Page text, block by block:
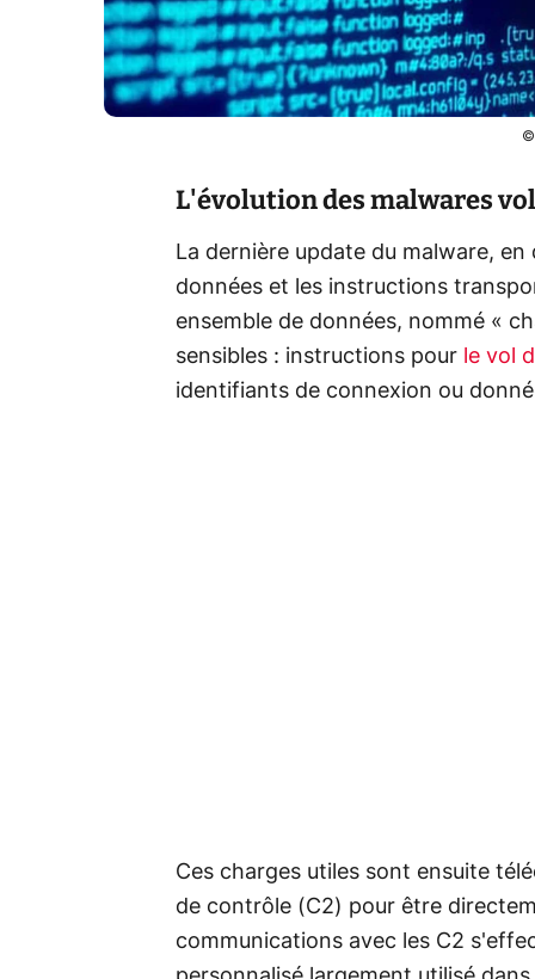
©
L'évolution des malwares
La dernière update du malware,
données et les instructions
ensemble de données, nommé «
sensibles : instructions pour le vol
identifiants de connexion ou
Ces charges utiles sont ensuite
de contrôle (C2) pour être
communications avec les C2